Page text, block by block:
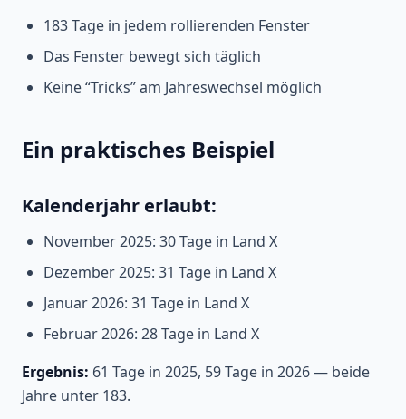
183 Tage in jedem rollierenden Fenster
Das Fenster bewegt sich täglich
Keine “Tricks” am Jahreswechsel möglich
Ein praktisches Beispiel
Kalenderjahr erlaubt:
November 2025: 30 Tage in Land X
Dezember 2025: 31 Tage in Land X
Januar 2026: 31 Tage in Land X
Februar 2026: 28 Tage in Land X
Ergebnis: 61 Tage in 2025, 59 Tage in 2026 — beide
Jahre unter 183.